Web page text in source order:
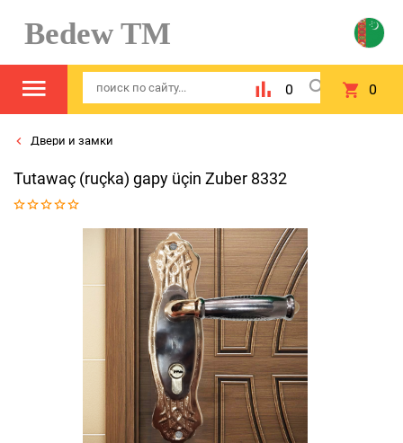
Bedew TM
0 0
Двери и замки
Tutawaç (ruçka) gapy üçin Zuber 8332